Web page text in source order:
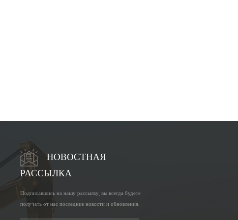
НОВОСТНАЯ
РАССЫЛКА
Подписавшись на нашу рассылку, вы всегда будете
получать от нас последние новости и обновления.